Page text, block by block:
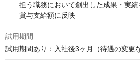
担う職務において創出した成果・実績
賞与支給額に反映
試用期間
試用期間あり：入社後3ヶ月（待遇の変更